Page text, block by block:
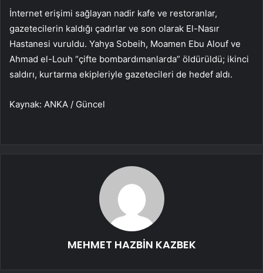
İnternet erişimi sağlayan nadir kafe ve restoranlar,
gazetecilerin kaldığı çadırlar ve son olarak El-Nasır
Hastanesi vuruldu. Yahya Sobeih, Moamen Ebu Alouf ve
Ahmad el-Louh “çifte bombardımanlarda” öldürüldü; ikinci
saldırı, kurtarma ekipleriyle gazetecileri de hedef aldı.
Kaynak: ANKA / Güncel
MEHMET HAZBİN KAZBEK